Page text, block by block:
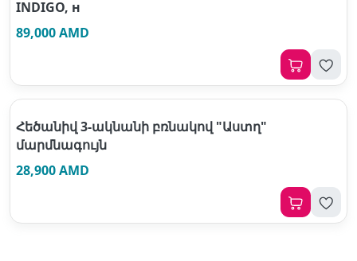
INDIGO, н
89,000 AMD
Հեծանիվ 3-ակնանի բռնակով "Աստղ"
մարմնագույն
28,900 AMD